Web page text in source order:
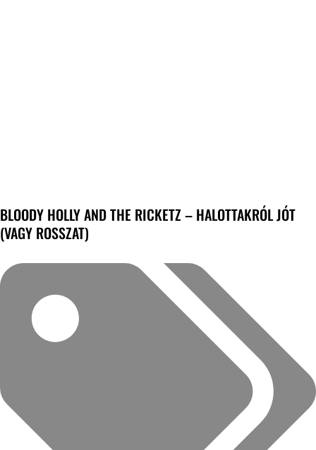
BLOODY HOLLY AND THE RICKETZ – HALOTTAKRÓL JÓT
(VAGY ROSSZAT)